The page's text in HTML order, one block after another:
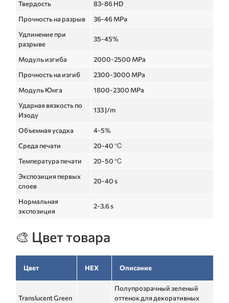
Твердость
83-86 HD
Прочность на разрыв
36-46 MPa
Удлинение при
разрыве
35-45%
Модуль изгиба
2000-2500 MPa
Прочность на изгиб
2300-3000 MPa
Модуль Юнга
1800-2300 MPa
Ударная вязкость по
Изоду
133 J/m
Объемная усадка
4-5%
Среда печати
20-40 ℃
Температура печати
20-50 ℃
Экспозиция первых
слоев
20-40 s
Нормальная
экспозиция
2-3.6 s
🎨 Цвет товара
Цвет HEX Описание
Translucent Green
Полупрозрачный зеленый
оттенок для декоративных